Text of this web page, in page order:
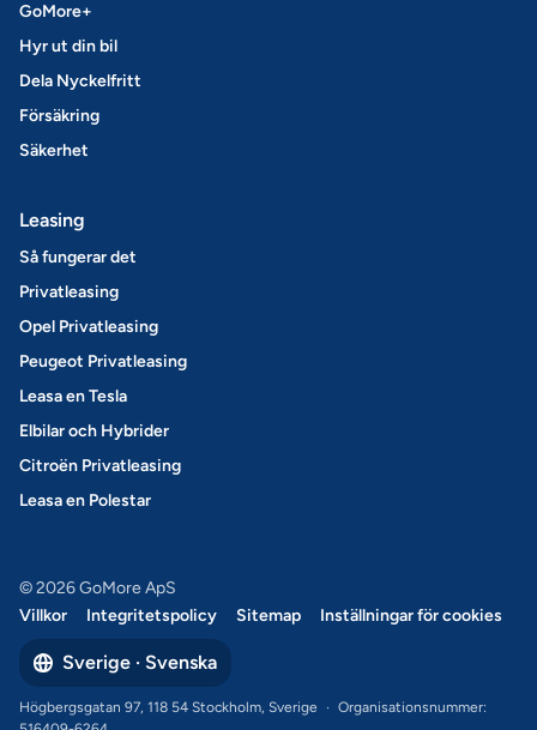
GoMore+
Hyr ut din bil
Dela Nyckelfritt
Försäkring
Säkerhet
Leasing
Så fungerar det
Privatleasing
Opel Privatleasing
Peugeot Privatleasing
Leasa en Tesla
Elbilar och Hybrider
Citroën Privatleasing
Leasa en Polestar
© 2026 GoMore ApS
Villkor
Integritetspolicy Sitemap Inställningar för cookies
Sverige · Svenska
Högbergsgatan 97, 118 54 Stockholm, Sverige · Organisationsnummer: